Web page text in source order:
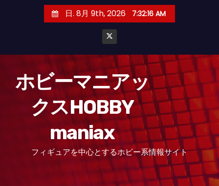
日. 8月 9th, 2026 7:32:18 AM
ホビーマニアッ
クスHOBBY
maniax
フィギュアを中心とするホビー系情報サイト